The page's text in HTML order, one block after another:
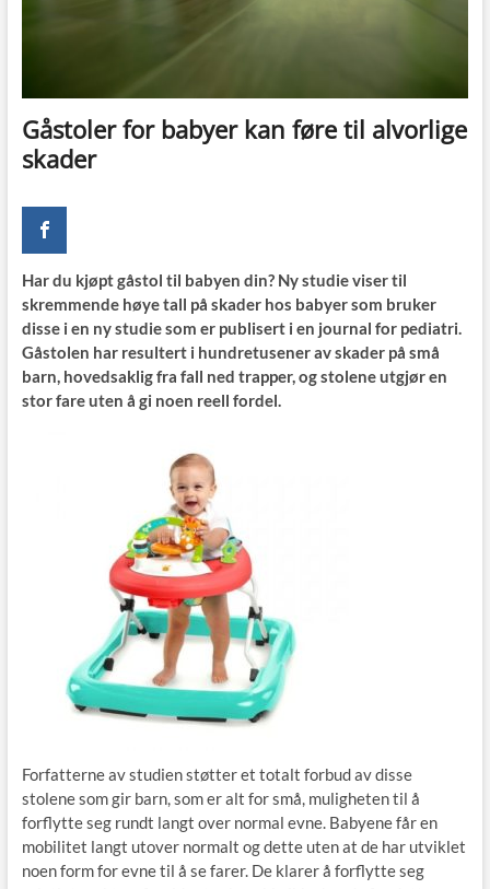
Gåstoler for babyer kan føre til alvorlige
skader
Har du kjøpt gåstol til babyen din? Ny studie viser til
skremmende høye tall på skader hos babyer som bruker
disse i en ny studie som er publisert i en journal for pediatri.
Gåstolen har resultert i hundretusener av skader på små
barn, hovedsaklig fra fall ned trapper, og stolene utgjør en
stor fare uten å gi noen reell fordel.
Forfatterne av studien støtter et totalt forbud av disse
stolene som gir barn, som er alt for små, muligheten til å
forflytte seg rundt langt over normal evne. Babyene får en
mobilitet langt utover normalt og dette uten at de har utviklet
noen form for evne til å se farer. De klarer å forflytte seg